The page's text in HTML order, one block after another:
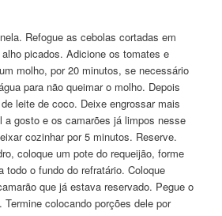
Refogue as cebolas cortadas em
picados. Adicione os tomates e
molho, por 20 minutos, se necessário
para não queimar o molho. Depois
leite de coco. Deixe engrossar mais
a gosto e os camarões já limpos nesse
cozinhar por 5 minutos. Reserve.
coloque um pote do requeijão, forme
todo o fundo do refratário. Coloque
que já estava reservado. Pegue o
Termine colocando porções dele por